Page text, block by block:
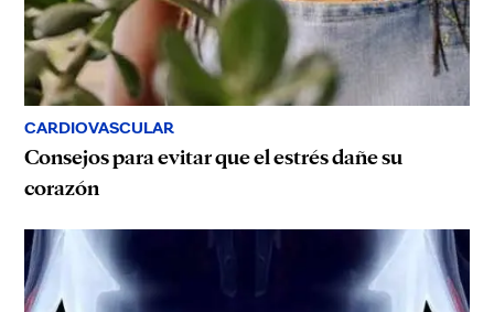
CARDIOVASCULAR
Consejos para evitar que el estrés dañe su
corazón